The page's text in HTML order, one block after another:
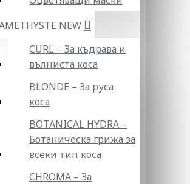
NEW
CURL – За къдрава и
вълниста коса
BLONDE – За руса
коса
BOTANICAL HYDRA –
Ботаническа грижа за
всеки тип коса
CHROMA – За